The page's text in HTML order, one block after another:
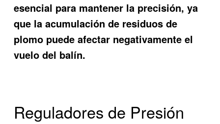
esencial para mantener la precisión, ya
que la acumulación de residuos de
plomo puede afectar negativamente el
vuelo del balín.
Reguladores de Presión